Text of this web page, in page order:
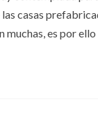
casas
muchas, es por